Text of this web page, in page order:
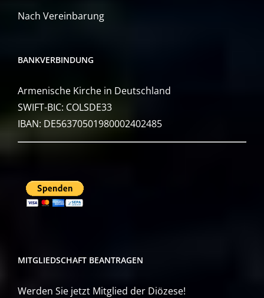
Nach Vereinbarung
BANKVERBINDUNG
Armenische Kirche in Deutschland
SWIFT-BIC: COLSDE33
IBAN: DE56370501980002402485
MITGLIEDSCHAFT BEANTRAGEN
Werden Sie jetzt Mitglied der Diözese!